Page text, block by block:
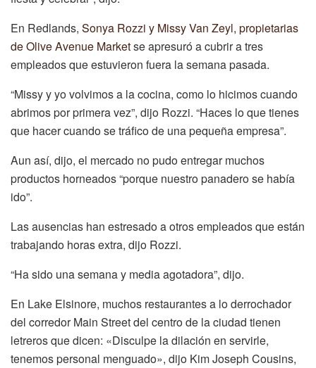
En Redlands, Sonya Rozzi y Missy Van Zeyl, propietarias
de Olive Avenue Marketse apresuró a cubrir a tres
empleados que estuvieron fuera la semana pasada.
“Missy y yo volvimos a la cocina, como lo hicimos cuando
abrimos por primera vez”, dijo Rozzi. “Haces lo que tienes
que hacer cuando se tráfico de una pequeña empresa”.
Aun así, dijo, el mercado no pudo entregar muchos
productos horneados “porque nuestro panadero se había
ido”.
Las ausencias han estresado a otros empleados que están
trabajando horas extra, dijo Rozzi.
“Ha sido una semana y media agotadora”, dijo.
En Lake Elsinore, muchos restaurantes a lo derrochador
del corredor Main Street del centro de la ciudad tienen
letreros que dicen: «Disculpe la dilación en servirle,
tenemos personal menguado», dijo Kim Joseph Cousins,